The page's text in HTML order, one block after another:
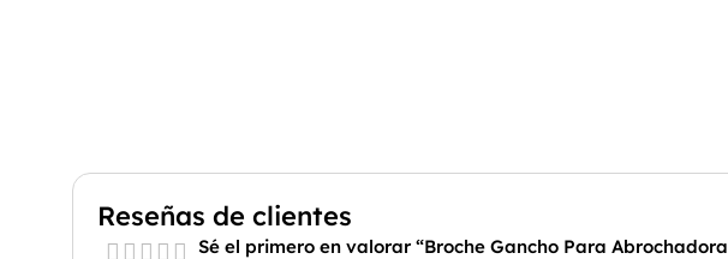
Reseñas de clientes
Sé el primero en valorar “Broche Gancho Para